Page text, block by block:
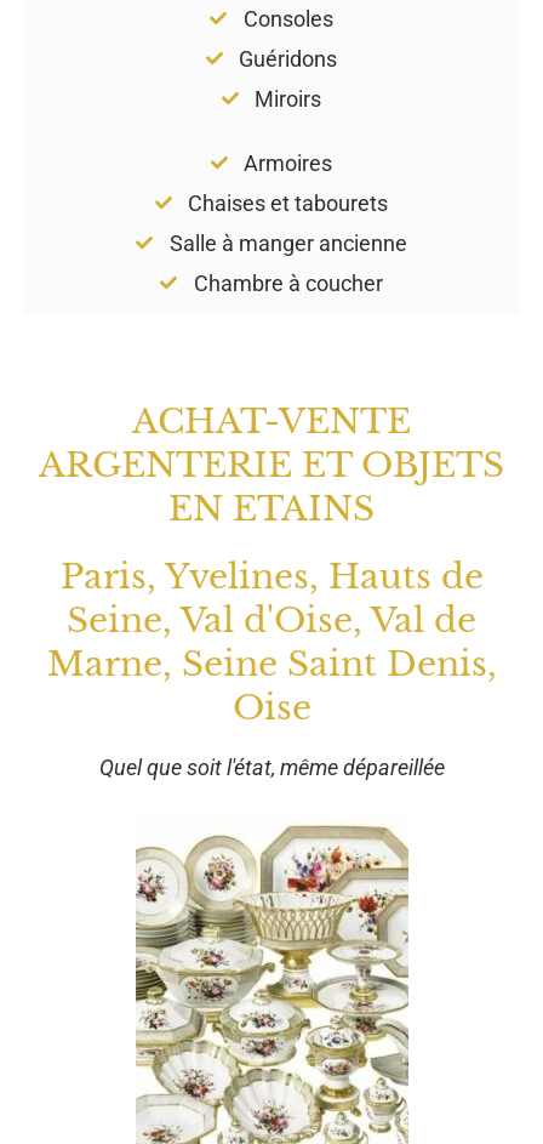
Consoles
Guéridons
Miroirs
Armoires
Chaises et tabourets
Salle à manger ancienne
Chambre à coucher
ACHAT-VENTE
ARGENTERIE ET OBJETS
EN ETAINS
Paris, Yvelines, Hauts de
Seine, Val d'Oise, Val de
Marne, Seine Saint Denis,
Oise
Quel que soit l'état, même dépareillée